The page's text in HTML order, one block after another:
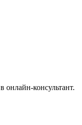
консультант.